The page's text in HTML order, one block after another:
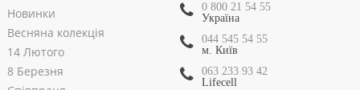
Новинки
Весняна колекція
14 Лютого
8 Березня
0 800 21 54 55
Україна
044 545 54 55
м. Київ
063 233 93 42
Lifecell